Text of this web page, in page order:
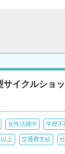
イクルショ
女性活躍中 学歴不
上 交通費支給